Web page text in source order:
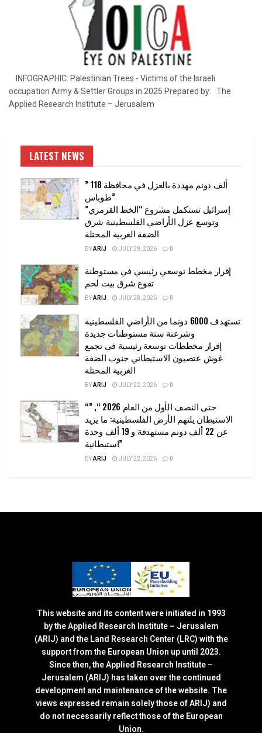
INFOGRAPHIC: Palestinian Trees - Victims of the Israeli
occupation Army & Settler Groups in 2025 Prepared by: The
Applied Research Institute – Jerusalem
LATEST NEWS
” 118 ألف دونم مهددة بالعزل في محافظة
طوباس”
إسرائيل تستكمل مشروع “الخط القرمزي”
وتوسع عزل الأراضي الفلسطينية شرق
الضفة الغربية المحتلة
BYARIJ JULY 29, 2026 0
إقرار مخطط توسعي رئيسي في مستوطنة
تقوع شرق بيت لحم
BYARIJ JULY 28, 2026 0
تستهدف 6000 دونما من الأراضي الفلسطينية
وشرعنة ستة مستوطنات جديدة
إقرار مخططات توسعة رئيسية في تجمع
غوش عتصيون الاستيطاني جنوب الضفة
الغربية المحتلة
BYARIJ JULY 22, 2026 0
“حتى النصف الأول من العام 2026 “, ”
الاستيطان يلتهم الأرض الفلسطينية: ما يزيد
عن 22 ألف دونم مستهدفة و 19 ألف وحدة
استيطانية”
BYARIJ JULY 22, 2026 0
This website and its content were initiated in 1993
by the Applied Research Institute – Jerusalem
(ARIJ) and the Land Research Center (LRC) with the
support from the European Union up until 2023.
Since then, the Applied Research Institute –
Jerusalem (ARIJ) has taken over the continued
development and maintenance of the website. The
views expressed remain solely those of ARIJ) and
do not necessarily reflect those of the European
Union.